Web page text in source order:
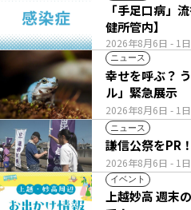
2026年8月6日 - 1
「手足口病」流行 前の週の3倍に増加
健所管内】
ニュース
2026年8月6日 - 1
幸せを呼ぶ？
ル」緊急展示
ニュース
2026年8月6日 - 1
謙信公祭をPR
イベント
上越妙高 週末